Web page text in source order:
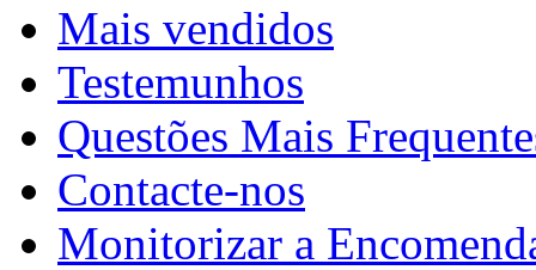
Mais vendidos
Testemunhos
Questões Mais
Contacte-nos
Monitorizar a